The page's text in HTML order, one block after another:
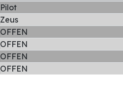
Pilot
Zeus
OFFEN
OFFEN
OFFEN
OFFEN